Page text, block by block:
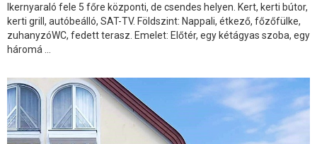
Ikernyaraló fele 5 főre központi, de csendes helyen. Kert, kerti bútor,
kerti grill, autóbeálló, SAT-TV. Földszint: Nappali, étkező, főzőfülke,
zuhanyzóWC, fedett terasz. Emelet: Előtér, egy kétágyas szoba, egy
háromá ...